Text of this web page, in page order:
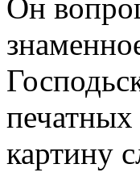
Он
печатных
картину